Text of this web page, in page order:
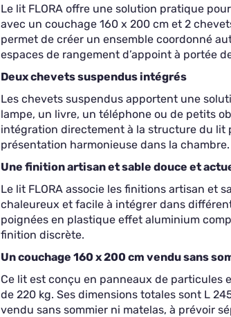
Le lit FLORA offre une solution pratique
avec un couchage 160 x 200 cm et 2
permet de créer un ensemble coordonné
espaces de rangement d’appoint à portée
Deux chevets suspendus intégrés
Les chevets suspendus apportent une
lampe, un livre, un téléphone ou de petits
intégration directement à la structure du lit
présentation harmonieuse dans la chambre.
Une finition artisan et sable douce et
Le lit FLORA associe les finitions artisan et
chaleureux et facile à intégrer dans
poignées en plastique effet aluminium
finition discrète.
Un couchage 160 x 200 cm vendu sans
Ce lit est conçu en panneaux de particules
de 220 kg. Ses dimensions totales sont L
vendu sans sommier ni matelas, à prévoir